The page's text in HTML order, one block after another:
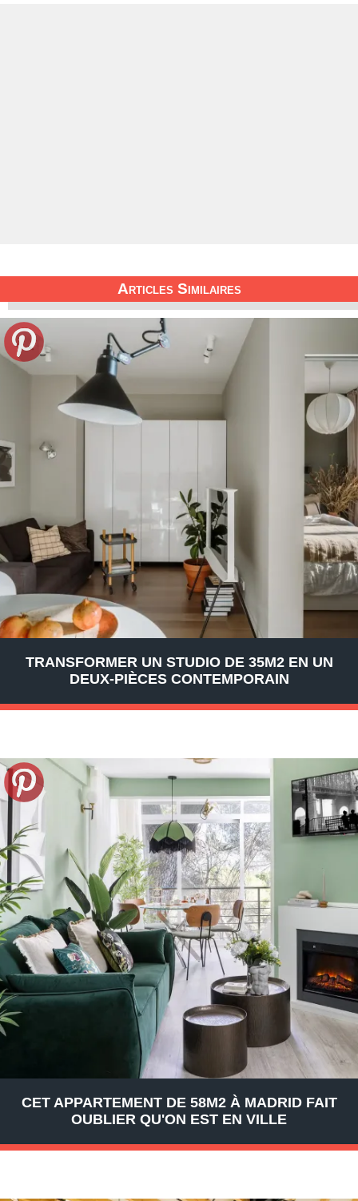
Articles Similaires
TRANSFORMER UN STUDIO DE 35M2 EN UN
DEUX-PIÈCES CONTEMPORAIN
CET APPARTEMENT DE 58M2 À MADRID FAIT
OUBLIER QU'ON EST EN VILLE